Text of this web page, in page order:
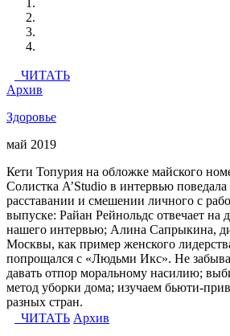
ЧИТАТЬ
Архив
Здоровье
май 2019
Кети Топурия на обложке майского
Солистка A’Studio в интервью
расставании и смешении личного с
выпуске: Райан Рейнольдс отвечает на
нашего интервью; Алина Сапрыкина,
Москвы, как пример женского
попрощался с «Людьми Икс». Не
давать отпор моральному насилию;
метод уборки дома; изучаем бьюти-
разных стран.
ЧИТАТЬ Архив